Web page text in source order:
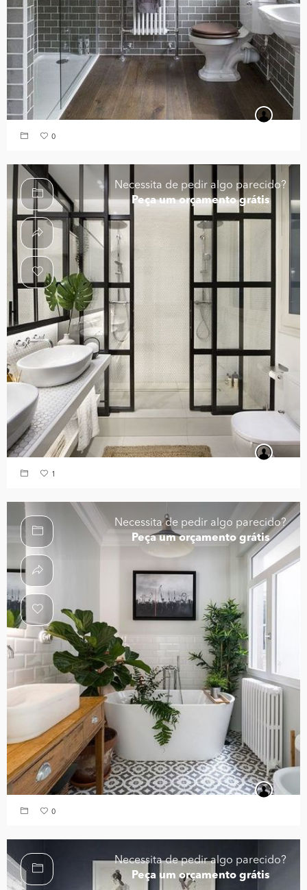
0
Necessita de pedir algo parecido?
Peça um orçamento grátis
1
Necessita de pedir algo parecido?
Peça um orçamento grátis
0
Necessita de pedir algo parecido?
Peça um orçamento grátis